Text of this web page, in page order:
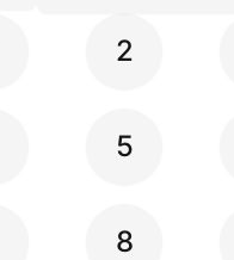
2
5
8